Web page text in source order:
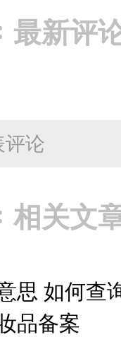
最新评
评论
相关文
思 如何查
品备案